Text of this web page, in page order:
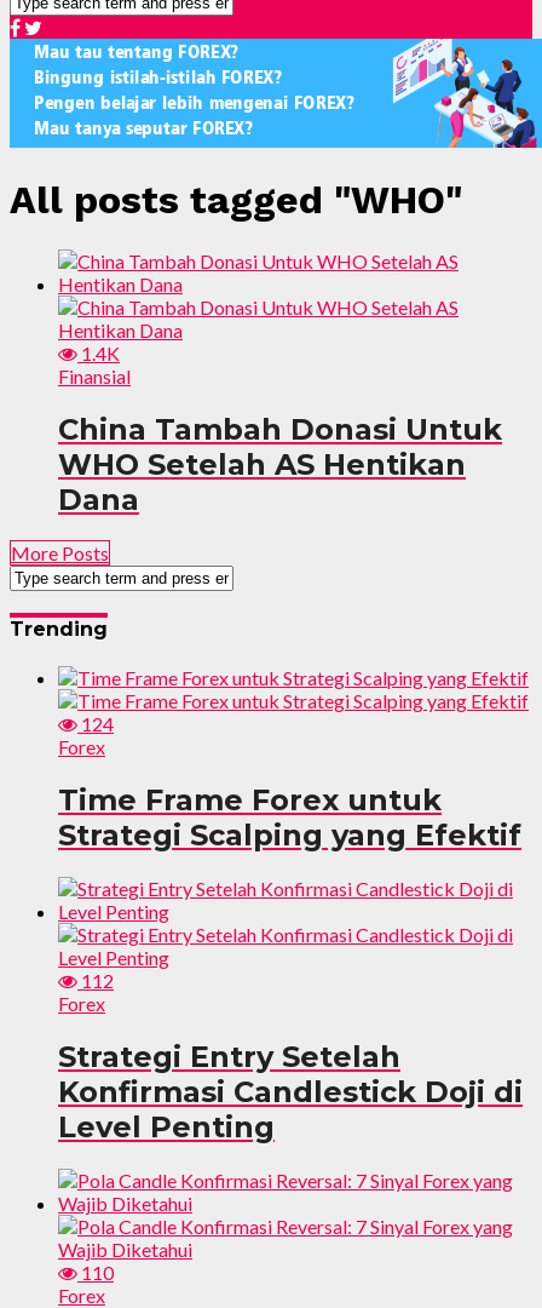
All posts tagged "WHO"
1.4K
Finansial
China Tambah Donasi Untuk
WHO Setelah AS Hentikan
Dana
More Posts
Trending
124
Forex
Time Frame Forex untuk
Strategi Scalping yang Efektif
112
Forex
Strategi Entry Setelah
Konfirmasi Candlestick Doji di
Level Penting
110
Forex